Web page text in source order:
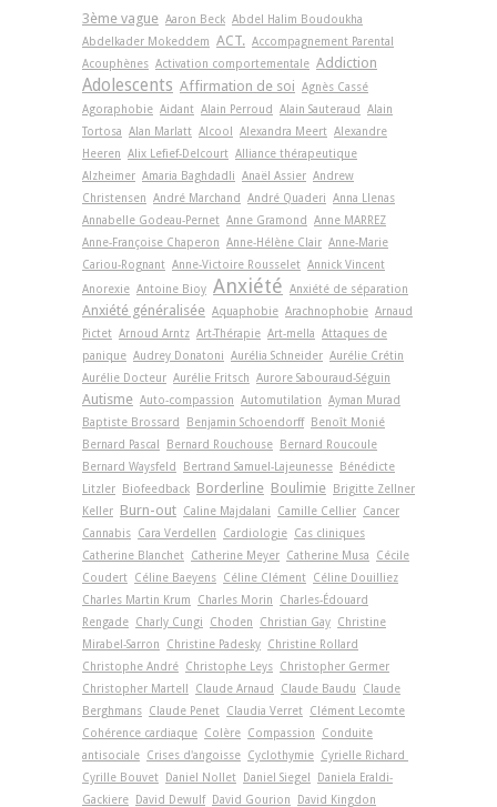
3ème vague Aaron Beck Abdel Halim Boudoukha
Abdelkader Mokeddem ACT. Accompagnement Parental
Acouphènes Activation comportementale Addiction
Adolescents Affirmation de soi Agnès Cassé
Agoraphobie Aidant Alain Perroud Alain Sauteraud Alain
Tortosa Alan Marlatt Alcool Alexandra Meert Alexandre
Heeren Alix Lefief-Delcourt Alliance thérapeutique
Alzheimer Amaria Baghdadli Anaël Assier Andrew
Christensen André Marchand André Quaderi Anna Llenas
Annabelle Godeau-Pernet Anne Gramond Anne MARREZ
Anne-Françoise Chaperon Anne-Hélène Clair Anne-Marie
Cariou-Rognant Anne-Victoire Rousselet Annick Vincent
Anorexie Antoine Bioy Anxiété Anxiété de séparation
Anxiété généralisée Aquaphobie Arachnophobie Arnaud
Pictet Arnoud Arntz Art-Thérapie Art-­mella Attaques de
panique Audrey Donatoni Aurélia Schneider Aurélie Crétin
Aurélie Docteur Aurélie Fritsch Aurore Sabouraud-Séguin
Autisme Auto-compassion Automutilation Ayman Murad
Baptiste Brossard
Benjamin Schoendorff Benoît Monié
Bernard Pascal
Bernard Rouchouse Bernard Roucoule
Bernard Waysfeld
Bertrand Samuel-Lajeunesse Bénédicte
Litzler Biofeedback Borderline Boulimie Brigitte Zellner
Keller Burn-out Caline Majdalani Camille Cellier Cancer
Cannabis Cara Verdellen Cardiologie Cas cliniques
Catherine Blanchet Catherine Meyer Catherine Musa
Cécile
Coudert Céline Baeyens Céline Clément Céline Douilliez
Charles Martin Krum
Charles Morin
Charles-Édouard
Rengade Charly Cungi Choden Christian Gay Christine
Mirabel-Sarron
Christine Padesky Christine Rollard
Christophe André Christophe Leys Christopher Germer
Christopher Martell
Claude Arnaud Claude Baudu
Claude
Berghmans Claude Penet Claudia Verret Clément Lecomte
Cohérence cardiaque Colère Compassion
Conduite
antisociale Crises d'angoisse Cyclothymie Cyrielle Richard
Cyrille Bouvet Daniel Nollet Daniel Siegel
Daniela Eraldi-
Gackiere David Dewulf David Gourion
David Kingdon